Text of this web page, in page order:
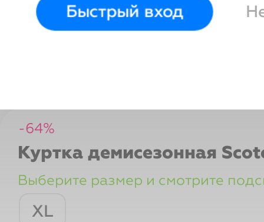
Быстрый вход
-64%
Куртка демисезонная
Выберите размер и смотрите
XL